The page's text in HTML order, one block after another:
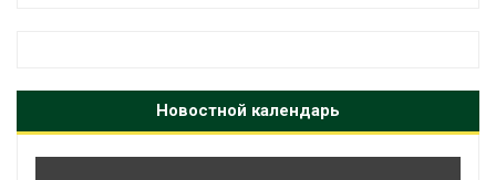
Новостной календарь